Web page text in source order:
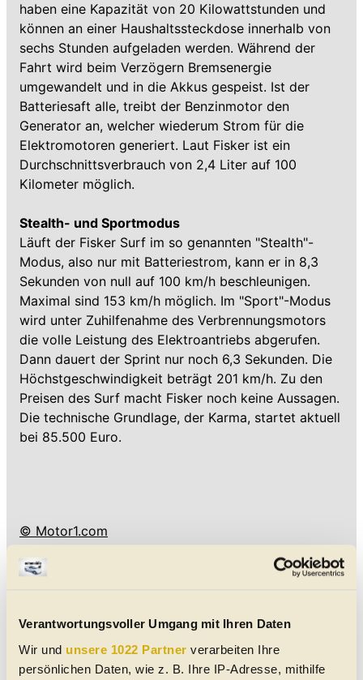
Verantwortungsvoller Umgang mit Ihren Daten
Wir und unsere 1022 Partner verarbeiten Ihre
persönlichen Daten, wie z. B. Ihre IP-Adresse, mithilfe
haben eine Kapazität von 20 Kilowattstunden und
können an einer Haushaltssteckdose innerhalb von
sechs Stunden aufgeladen werden. Während der
Fahrt wird beim Verzögern Bremsenergie
umgewandelt und in die Akkus gespeist. Ist der
Batteriesaft alle, treibt der Benzinmotor den
Generator an, welcher wiederum Strom für die
Elektromotoren generiert. Laut Fisker ist ein
Durchschnittsverbrauch von 2,4 Liter auf 100
Kilometer möglich.
Stealth- und Sportmodus
Läuft der Fisker Surf im so genannten "Stealth"-
Modus, also nur mit Batteriestrom, kann er in 8,3
Sekunden von null auf 100 km/h beschleunigen.
Maximal sind 153 km/h möglich. Im "Sport"-Modus
wird unter Zuhilfenahme des Verbrennungsmotors
die volle Leistung des Elektroantriebs abgerufen.
Dann dauert der Sprint nur noch 6,3 Sekunden. Die
Höchstgeschwindigkeit beträgt 201 km/h. Zu den
Preisen des Surf macht Fisker noch keine Aussagen.
Die technische Grundlage, der Karma, startet aktuell
bei 85.500 Euro.
© Motor1.com